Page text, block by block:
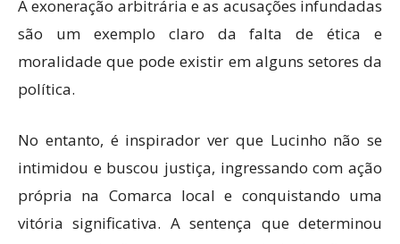
A exoneração arbitrária e as acusações infundadas
são um exemplo claro da falta de ética e
moralidade que pode existir em alguns setores da
política.
No entanto, é inspirador ver que Lucinho não se
intimidou e buscou justiça, ingressando com ação
própria na Comarca local e conquistando uma
vitória significativa. A sentença que determinou